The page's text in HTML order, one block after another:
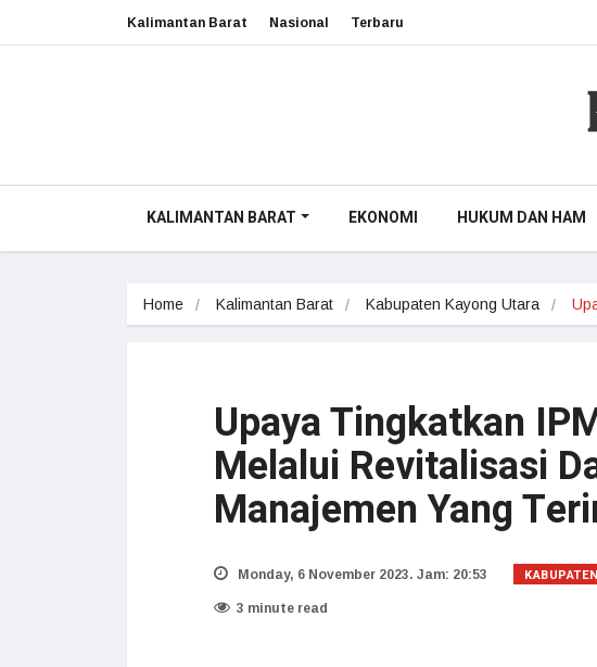
Kalimantan Barat Nasional Terbaru
KALIMANTAN BARAT EKONOMI HUKUM DAN HAM
Home Kalimantan Barat Kabupaten Kayong Utara
Upaya Tingkatkan
Melalui Revitalisasi
Manajemen Yang
Monday, 6 November 2023. Jam: 20:53
3 minute read